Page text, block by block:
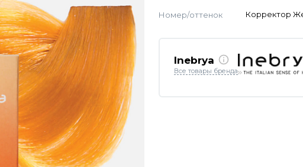
Номер/оттенок Корректор
Inebrya
Все товары бренда